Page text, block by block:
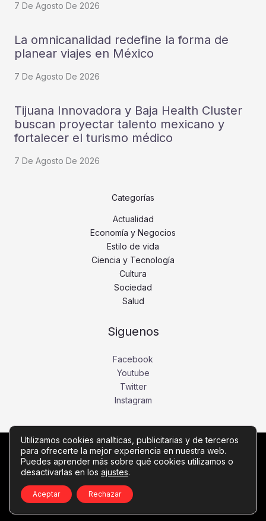
7 De Agosto De 2026
La omnicanalidad redefine la forma de
planear viajes en México
7 De Agosto De 2026
Tijuana Innovadora y Baja Health Cluster
buscan proyectar talento mexicano y
fortalecer el turismo médico
7 De Agosto De 2026
Categorías
Actualidad
Economía y Negocios
Estilo de vida
Ciencia y Tecnología
Cultura
Sociedad
Salud
Siguenos
Facebook
Youtube
Twitter
Instagram
Copyright © Todos los derechos reservados -
diariobajio.com
Política de privacidad-Política de cookies
Utilizamos cookies analíticas, publicitarias y de terceros
para ofrecerte la mejor experiencia en nuestra web.
Puedes aprender más sobre qué cookies utilizamos o
desactivarlas en los ajustes.
Aceptar Rechazar